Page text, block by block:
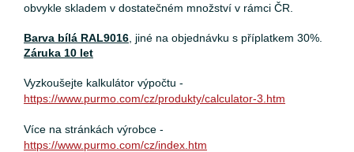
obvykle skladem v dostatečném množství v rámci ČR.
Barva bílá RAL9016 , jiné na objednávku s příplatkem 30%.
Záruka 10 let
Vyzkoušejte kalkulátor výpočtu -
https://www.purmo.com/cz/produkty/calculator-3.htm
Více na stránkách výrobce -
https://www.purmo.com/cz/index.htm